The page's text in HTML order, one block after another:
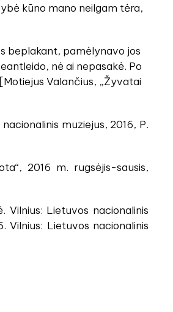
kūno mano neilgam tėra,
beplakant, pamėlynavo jos
nė ai nepasakė. Po
Valančius, „Žyvatai
muziejus, 2016, P.
2016 m. rugsėjis-sausis,
Vilnius: Lietuvos nacionalinis
Vilnius: Lietuvos nacionalinis